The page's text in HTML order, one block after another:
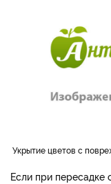
Укрытие цветов с
Если при пересадке